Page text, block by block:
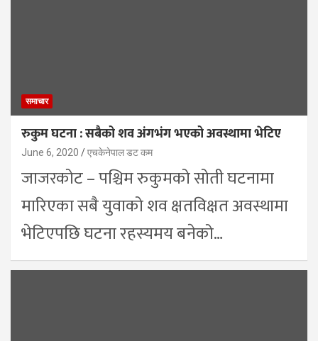
समाचार
रुकुम घटना : सबैको शव अंगभंग भएको अवस्थामा भेटिए
June 6, 2020 एचकेनेपाल डट कम
जाजरकोट – पश्चिम रुकुमको सोती घटनामा
मारिएका सबै युवाको शव क्षतविक्षत अवस्थामा
भेटिएपछि घटना रहस्यमय बनेको…